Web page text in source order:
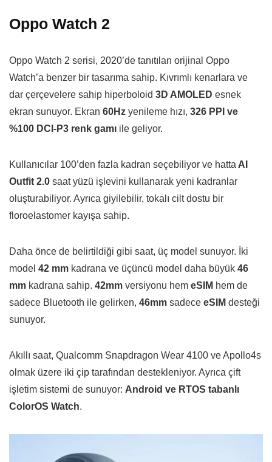
Oppo Watch 2
Oppo Watch 2 serisi, 2020’de tanıtılan orijinal Oppo
Watch’a benzer bir tasarıma sahip. Kıvrımlı kenarlara ve
dar çerçevelere sahip hiperboloid 3D AMOLED esnek
ekran sunuyor. Ekran 60Hz yenileme hızı, 326 PPI ve
%100 DCI-P3 renk gamı ​​ile geliyor.
Kullanıcılar 100’den fazla kadran seçebiliyor ve hatta AI
Outfit 2.0 saat yüzü işlevini kullanarak yeni kadranlar
oluşturabiliyor. Ayrıca giyilebilir, tokalı cilt dostu bir
floroelastomer kayışa sahip.
Daha önce de belirtildiği gibi saat, üç model sunuyor. İki
model 42 mm kadrana ve üçüncü model daha büyük 46
mm kadrana sahip. 42mm versiyonu hem eSIM hem de
sadece Bluetooth ile gelirken, 46mm sadece eSIM desteği
sunuyor.
Akıllı saat, Qualcomm Snapdragon Wear 4100 ve Apollo4s
olmak üzere iki çip tarafından destekleniyor. Ayrıca çift
işletim sistemi de sunuyor: Android ve RTOS tabanlı
ColorOS Watch.